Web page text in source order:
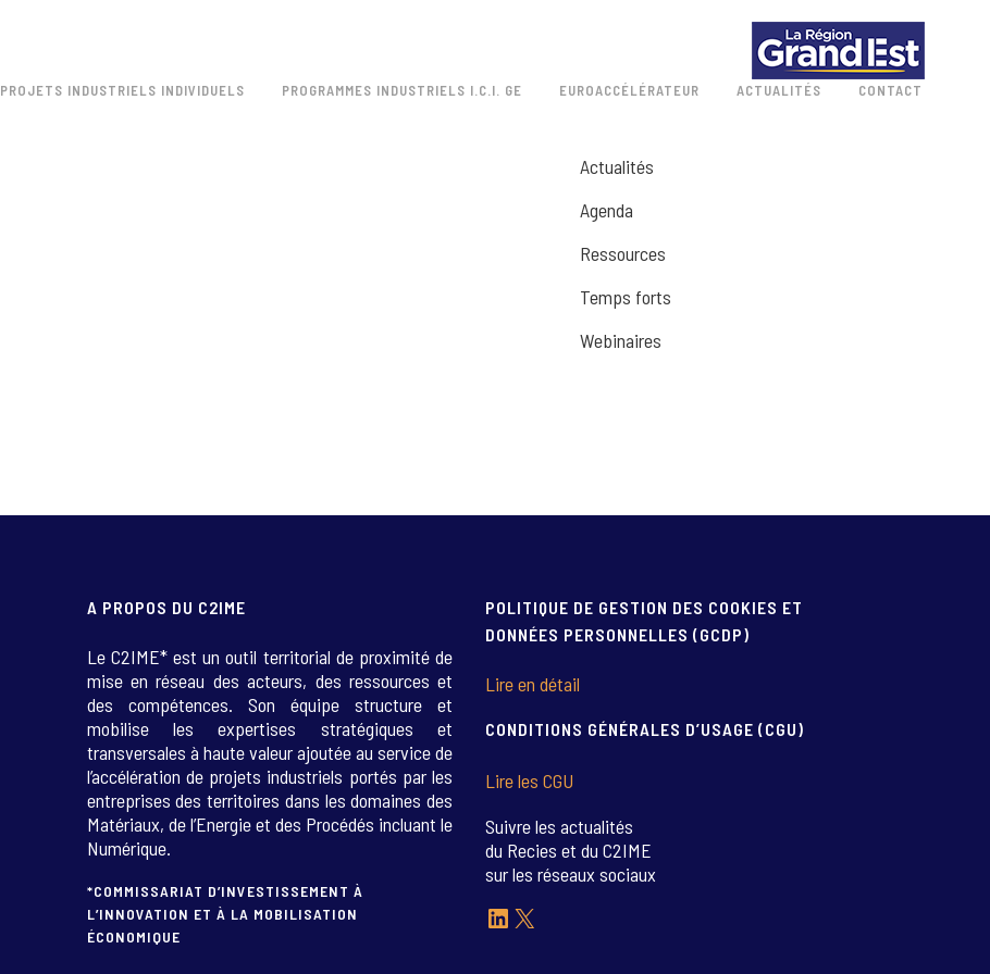
PROJETS INDUSTRIELS INDIVIDUELS PROGRAMMES INDUSTRIELS I.C.I. GE EUROACCÉLÉRATEUR ACTUALITÉS CONTACT
Actualités
Agenda
Ressources
Temps forts
Webinaires
A PROPOS DU C2IME
Le C2IME* est un outil territorial de proximité de
mise en réseau des acteurs, des ressources et
des compétences. Son équipe structure et
mobilise les expertises stratégiques et
transversales à haute valeur ajoutée au service de
l’accélération de projets industriels portés par les
entreprises des territoires dans les domaines des
Matériaux, de l’Energie et des Procédés incluant le
Numérique.
*COMMISSARIAT D’INVESTISSEMENT À
L’INNOVATION ET À LA MOBILISATION
ÉCONOMIQUE
POLITIQUE DE GESTION DES COOKIES ET
DONNÉES PERSONNELLES (GCDP)
Lire en détail
CONDITIONS GÉNÉRALES D’USAGE (CGU)
Lire les CGU
Suivre les actualités
du Recies et du C2IME
sur les réseaux sociaux
LinkedIn
X